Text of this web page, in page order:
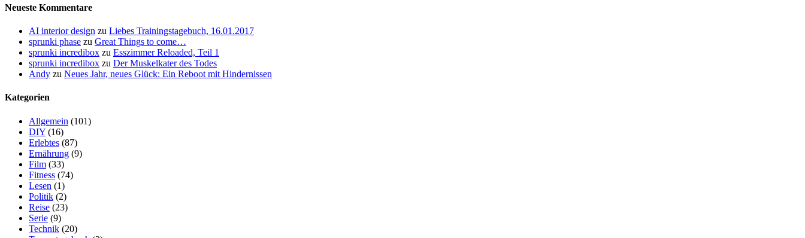
Neueste Kommentare
AI interior design zu Liebes Trainingstagebuch, 16.01.2017
sprunki phase zu Great Things to come…
sprunki incredibox zu Esszimmer Reloaded, Teil 1
sprunki incredibox zu Der Muskelkater des Todes
Andy zu Neues Jahr, neues Glück: Ein Reboot mit Hindernissen
Kategorien
Allgemein (101)
DIY (16)
Erlebtes (87)
Ernährung (9)
Film (33)
Fitness (74)
Lesen (1)
Politik (2)
Reise (23)
Serie (9)
Technik (20)